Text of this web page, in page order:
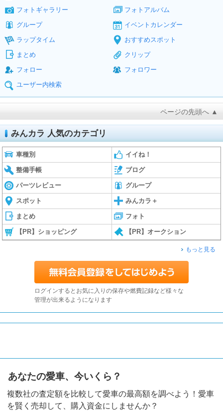
フォトギャラリー
フォトアルバム
グループ
イベントカレンダー
ラップタイム
おすすめスポット
まとめ
クリップ
フォロー
フォロワー
ユーザー内検索
ページの先頭へ ▲
みんカラ 人気のカテゴリ
車種別 イイね！
整備手帳 ブログ
パーツレビュー グループ
スポット みんカラ＋
まとめ フォト
【PR】ショッピング 【PR】オークション
もっと見る
ログインするとお気に入りの保存や燃費記録など様々な
管理が出来るようになります
あなたの愛車、今いくら？
複数社の査定額を比較して愛車の最高額を調べよう！愛車
を賢く売却して、購入資金にしませんか？